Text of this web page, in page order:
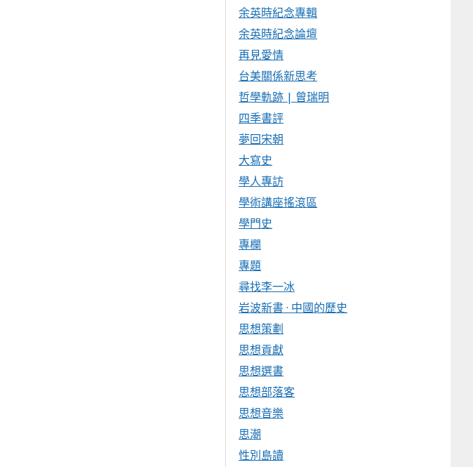
余英時紀念專輯
余英時紀念論壇
再見愛情
台美關係新思考
哲學軌跡 | 曾瑞明
四季書評
夢回宋朝
大寫史
學人專訪
學術講座搖滾區
學門史
專欄
專題
尋找李一冰
岩波新書 · 中國的歷史
思想策劃
思想貢獻
思想選書
思想部落客
思想音樂
思潮
性別島讀